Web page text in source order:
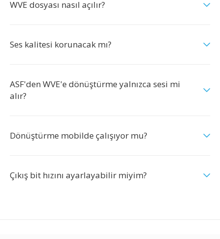
WVE dosyası nasıl açılır?
Ses kalitesi korunacak mı?
ASF'den WVE'e dönüştürme yalnızca sesi mi
alır?
Dönüştürme mobilde çalışıyor mu?
Çıkış bit hızını ayarlayabilir miyim?